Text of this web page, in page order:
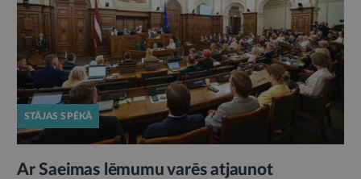
STĀJAS SPĒKĀ
Ar Saeimas lēmumu varēs atjaunot